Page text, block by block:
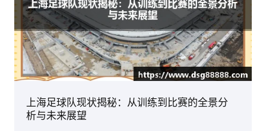
上海足球队现状揭秘：从训练到比赛的全景分
析与未来展望